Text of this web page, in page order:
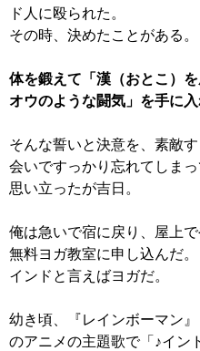
ド人に殴られた。
その時、決めたことがある。
体を鍛えて「漢（おとこ）
オウのような闘気」を手に入
そんな誓いと決意を、素敵
会いですっかり忘れてしまっ
思い立ったが吉日。
俺は急いで宿に戻り、屋上
無料ヨガ教室に申し込んだ。
インドと言えばヨガだ。
幼き頃、『レインボーマン
のアニメの主題歌で「♪イン